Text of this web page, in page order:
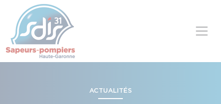
ACTUALITÉS
Panneau de gestion des cookies